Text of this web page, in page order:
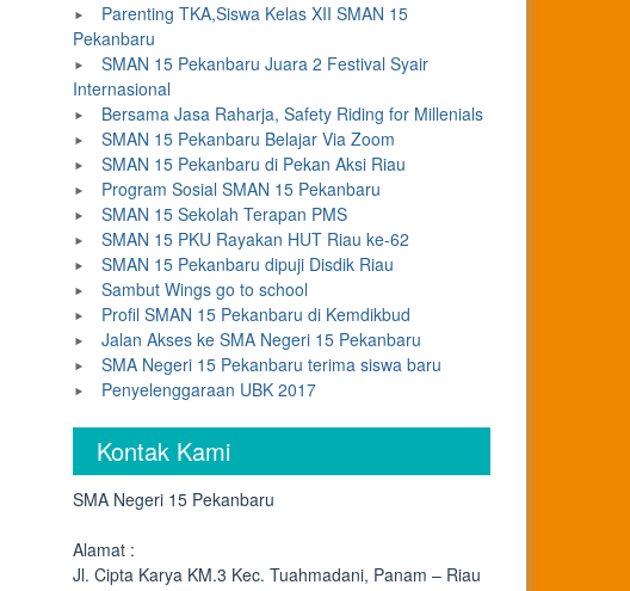
Parenting TKA,Siswa Kelas XII SMAN 15
Pekanbaru
SMAN 15 Pekanbaru Juara 2 Festival Syair
Internasional
Bersama Jasa Raharja, Safety Riding for Millenials
SMAN 15 Pekanbaru Belajar Via Zoom
SMAN 15 Pekanbaru di Pekan Aksi Riau
Program Sosial SMAN 15 Pekanbaru
SMAN 15 Sekolah Terapan PMS
SMAN 15 PKU Rayakan HUT Riau ke-62
SMAN 15 Pekanbaru dipuji Disdik Riau
Sambut Wings go to school
Profil SMAN 15 Pekanbaru di Kemdikbud
Jalan Akses ke SMA Negeri 15 Pekanbaru
SMA Negeri 15 Pekanbaru terima siswa baru
Penyelenggaraan UBK 2017
Kontak Kami
SMA Negeri 15 Pekanbaru
Alamat :
Jl. Cipta Karya KM.3 Kec. Tuahmadani, Panam – Riau